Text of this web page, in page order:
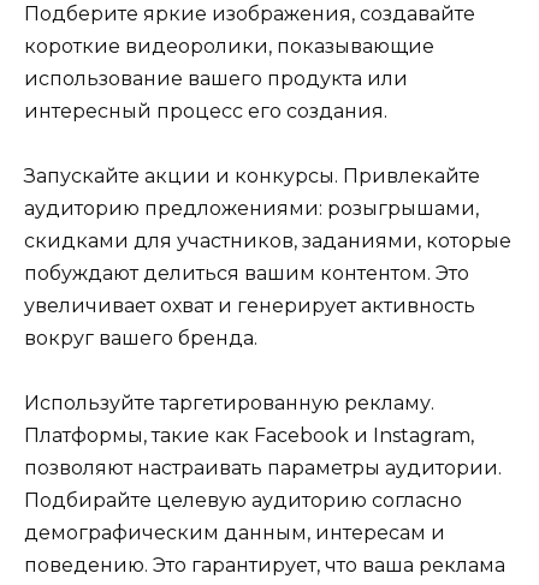
Подберите яркие изображения, создавайте
короткие видеоролики, показывающие
использование вашего продукта или
интересный процесс его создания.
Запускайте акции и конкурсы. Привлекайте
аудиторию предложениями: розыгрышами,
скидками для участников, заданиями, которые
побуждают делиться вашим контентом. Это
увеличивает охват и генерирует активность
вокруг вашего бренда.
Используйте таргетированную рекламу.
Платформы, такие как Facebook и Instagram,
позволяют настраивать параметры аудитории.
Подбирайте целевую аудиторию согласно
демографическим данным, интересам и
поведению. Это гарантирует, что ваша реклама